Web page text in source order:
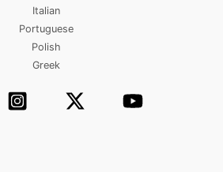
Italian
Portuguese
Polish
Greek